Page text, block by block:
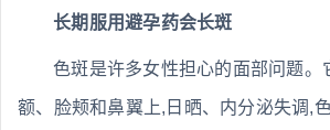
长期服用避孕药会长斑
色斑是许多女性担心的面部问题。
额、脸颊和鼻翼上,日晒、内分泌失调,